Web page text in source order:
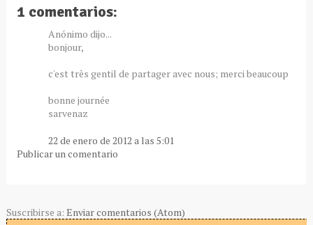
1 comentarios:
Anónimo dijo...
bonjour,
c'est très gentil de partager avec nous; merci beaucoup
bonne journée
sarvenaz
22 de enero de 2012 a las 5:01
Publicar un comentario
Suscribirse a: Enviar comentarios (Atom)